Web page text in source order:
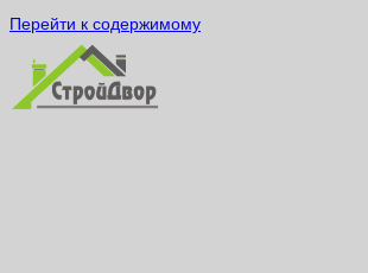
Перейти к содержимому